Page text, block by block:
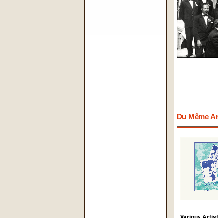
Du Même